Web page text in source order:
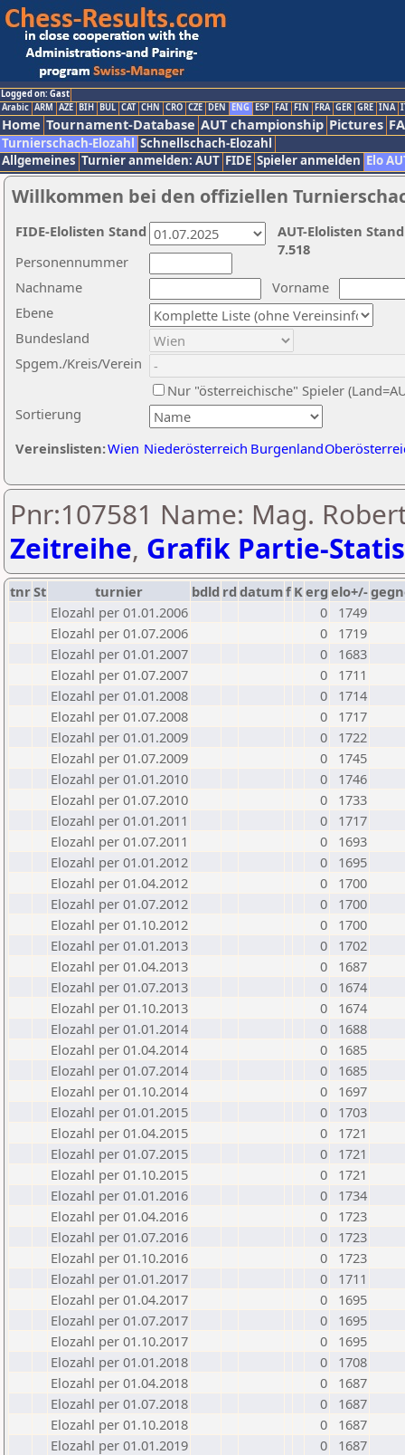
Logged on: Gast
Arabic ARM AZE BIH BUL CAT CHN CRO CZE DEN ENG ESP FAI FIN FRA GER GRE INA
Home Tournament-Database AUT championship Pictures
Turnierschach-Elozahl Schnellschach-Elozahl
Allgemeines Turnier anmelden: AUT FIDE Spieler anmelden Elo
Willkommen bei den offiziellen
Nachname
Vorname
Ebene
Sortierung
Personennummer
Bundesland
Spgem./Kreis/Verein
Nur "österreichische" Spieler
Vereinslisten:Wien Niederösterreich Burgenland
AUT-Elolisten
7.518
FIDE-Elolisten Stand
Pnr:107581 Name: Mag.
Zeitreihe, Grafik Partie-
tnrSt turnier bdld rd datumf Kerg elo+/-
Elozahl per 01.01.2006
0
1749
Elozahl per 01.07.2006
0
1719
Elozahl per 01.01.2007
0
1683
Elozahl per 01.07.2007
0
1711
Elozahl per 01.01.2008
0
1714
Elozahl per 01.07.2008
0
1717
Elozahl per 01.01.2009
0
1722
Elozahl per 01.07.2009
0
1745
Elozahl per 01.01.2010
0
1746
Elozahl per 01.07.2010
0
1733
Elozahl per 01.01.2011
0
1717
Elozahl per 01.07.2011
0
1693
Elozahl per 01.01.2012
0
1695
Elozahl per 01.04.2012
0
1700
Elozahl per 01.07.2012
0
1700
Elozahl per 01.10.2012
0
1700
Elozahl per 01.01.2013
0
1702
Elozahl per 01.04.2013
0
1687
Elozahl per 01.07.2013
0
1674
Elozahl per 01.10.2013
0
1674
Elozahl per 01.01.2014
0
1688
Elozahl per 01.04.2014
0
1685
Elozahl per 01.07.2014
0
1685
Elozahl per 01.10.2014
0
1697
Elozahl per 01.01.2015
0
1703
Elozahl per 01.04.2015
0
1721
Elozahl per 01.07.2015
0
1721
Elozahl per 01.10.2015
0
1721
Elozahl per 01.01.2016
0
1734
Elozahl per 01.04.2016
0
1723
Elozahl per 01.07.2016
0
1723
Elozahl per 01.10.2016
0
1723
Elozahl per 01.01.2017
0
1711
Elozahl per 01.04.2017
0
1695
Elozahl per 01.07.2017
0
1695
Elozahl per 01.10.2017
0
1695
Elozahl per 01.01.2018
0
1708
Elozahl per 01.04.2018
0
1687
Elozahl per 01.07.2018
0
1687
Elozahl per 01.10.2018
0
1687
Elozahl per 01.01.2019
0
1687